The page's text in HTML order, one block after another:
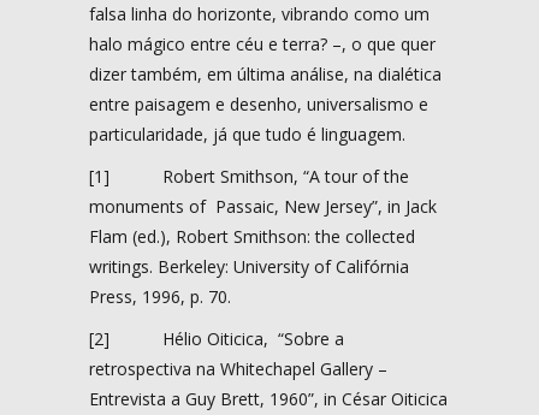
falsa linha do horizonte, vibrando como um
halo mágico entre céu e terra? –, o que quer
dizer também, em última análise, na dialética
entre paisagem e desenho, universalismo e
particularidade, já que tudo é linguagem.
[1] Robert Smithson, “A tour of the
monuments of Passaic, New Jersey”, in Jack
Flam (ed.), Robert Smithson: the collected
writings. Berkeley: University of Califórnia
Press, 1996, p. 70.
[2] Hélio Oiticica, “Sobre a
retrospectiva na Whitechapel Gallery –
Entrevista a Guy Brett, 1960”, in César Oiticica